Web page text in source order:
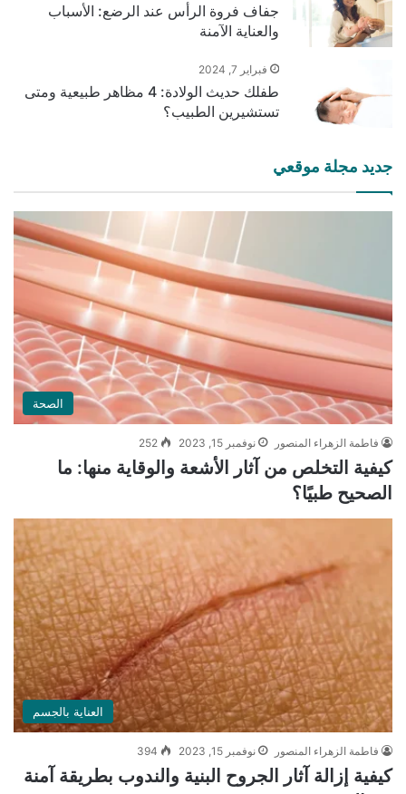
جفاف فروة الرأس عند الرضع: الأسباب
والعناية الآمنة
فبراير 7, 2024
طفلك حديث الولادة: 4 مظاهر طبيعية ومتى
تستشيرين الطبيب؟
جديد مجلة موقعي
الصحة
فاطمة الزهراء المنصور نوفمبر 15, 2023 252
كيفية التخلص من آثار الأشعة والوقاية منها: ما
الصحيح طبيًا؟
العناية بالجسم
فاطمة الزهراء المنصور نوفمبر 15, 2023 394
كيفية إزالة آثار الجروح البنية والندوب بطريقة آمنة